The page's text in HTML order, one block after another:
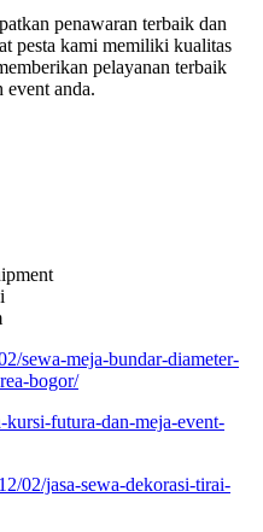
penawaran terbaik dan
pesta kami memiliki kualitas
pelayanan terbaik
event anda.
sewa-meja-bundar-diameter-
bogor/
kursi-futura-dan-meja-event-
02/jasa-sewa-dekorasi-tirai-